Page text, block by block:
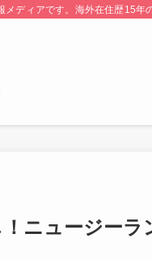
ディアです。海外在住歴15年
ニュージーラ